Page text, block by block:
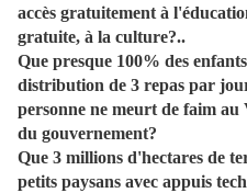
accès gratuitement à
gratuite, à la culture?..
Que presque 100% des
distribution de 3
personne ne meurt de faim au
du gouvernement?
Que 3 millions d'hectares de
petits paysans avec appuis